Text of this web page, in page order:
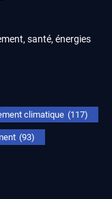
santé, énergies
climatique (117)
(93)